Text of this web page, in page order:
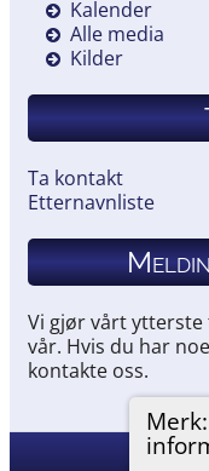
Kalender
Alle media
Kilder
Ta kontakt
Etternavnliste
Vi gjør vårt
vår. Hvis du har
kontakte oss.